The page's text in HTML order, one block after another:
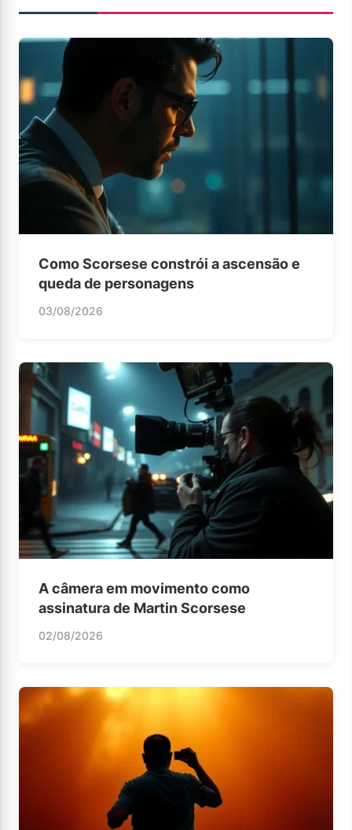
Como Scorsese constrói a ascensão e
queda de personagens
03/08/2026
A câmera em movimento como
assinatura de Martin Scorsese
02/08/2026